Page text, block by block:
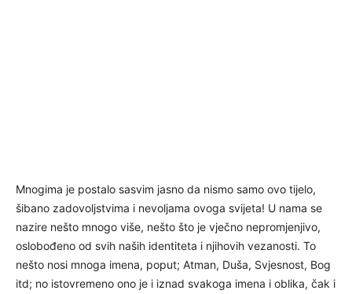
Mnogima je postalo sasvim jasno da nismo samo ovo tijelo,
šibano zadovoljstvima i nevoljama ovoga svijeta! U nama se
nazire nešto mnogo više, nešto što je vječno nepromjenjivo,
oslobođeno od svih naših identiteta i njihovih vezanosti. To
nešto nosi mnoga imena, poput; Atman, Duša, Svjesnost, Bog
itd; no istovremeno ono je i iznad svakoga imena i oblika, čak i